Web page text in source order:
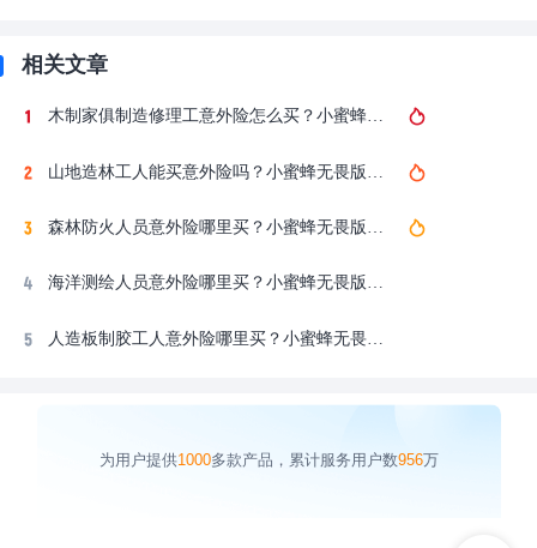
相关文章
木制家俱制造修理工意外险怎么买？小蜜蜂无畏版意外险1-6类全覆盖，慧择网投保入口
海洋测绘人员意外险哪里买？小蜜蜂无畏版意外险也能投，慧择网投保入口
人造板制胶工人意外险哪里买？小蜜蜂无畏版意外险1-6类全覆盖，慧择网投保入口
为用户提供1000多款产品，累计服务用户数956万